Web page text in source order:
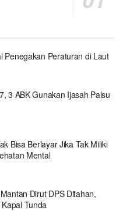
Penegakan Peraturan di Laut
3 ABK Gunakan Ijasah Palsu
Bisa Berlayar Jika Tak Miliki
Mental
Dirut DPS Ditahan,
Tunda